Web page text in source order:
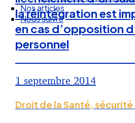
Nos articles
Nous suivre
la réintégration est
en cas d’opposition
personnel
1 septembre 2014
Droit de la Santé, sécurité